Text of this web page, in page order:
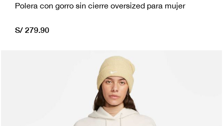
Polera con gorro sin cierre oversized para mujer
S/ 279.90